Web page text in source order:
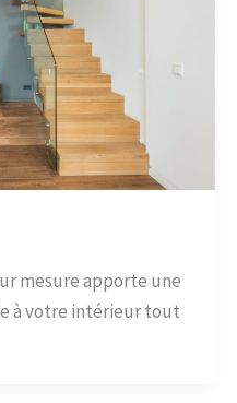
mesure apporte une
à votre intérieur tout